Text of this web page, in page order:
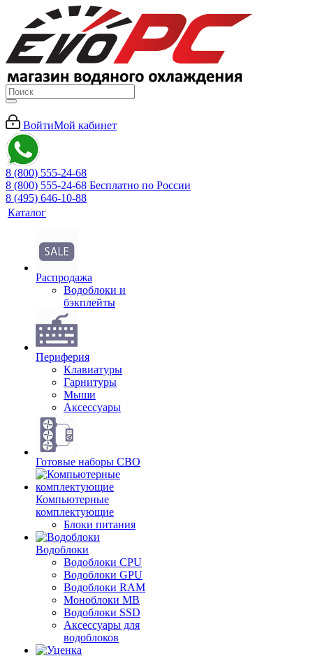
ВойтиМой кабинет
8 (800) 555-24-68
8 (800) 555-24-68 Бесплатно по России
8 (495) 646-10-88
Каталог
Распродажа
Водоблоки и
бэкплейты
Периферия
Клавиатуры
Гарнитуры
Мыши
Аксессуары
Готовые наборы СВО
Компьютерные
комплектующие
Блоки питания
Водоблоки
Водоблоки CPU
Водоблоки GPU
Водоблоки RAM
Моноблоки MB
Водоблоки SSD
Аксессуары для
водоблоков